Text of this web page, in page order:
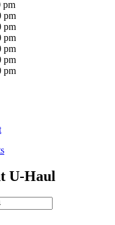
pm
pm
pm
pm
pm
pm
pm
U-Haul